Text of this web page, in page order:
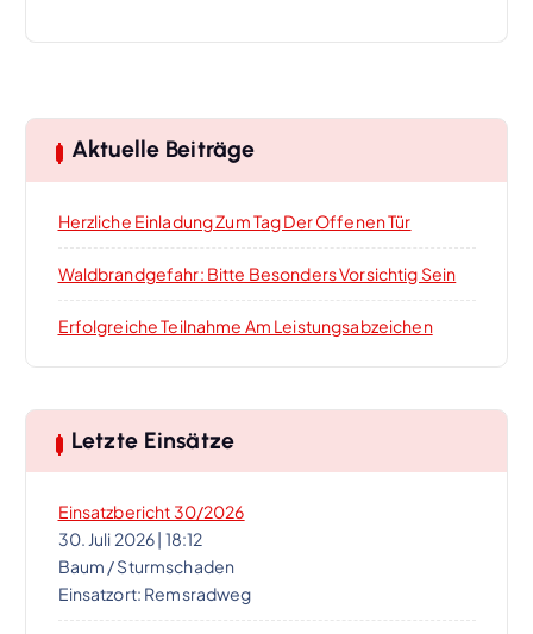
Aktuelle Beiträge
Herzliche Einladung Zum Tag Der Offenen Tür
Waldbrandgefahr: Bitte Besonders Vorsichtig Sein
Erfolgreiche Teilnahme Am Leistungsabzeichen
Letzte Einsätze
Einsatzbericht 30/2026
30. Juli 2026 18:12
Baum / Sturmschaden
Einsatzort: Remsradweg